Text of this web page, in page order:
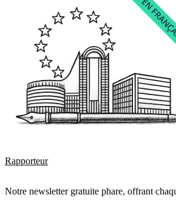
Rapporteur
Notre newsletter gratuite phare, offrant